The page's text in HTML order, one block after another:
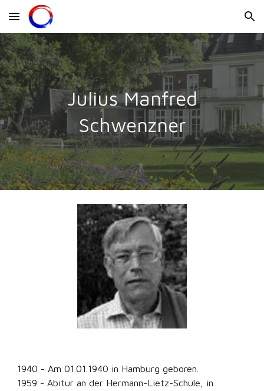
Skip to main content Skip to navigation
Julius Manfred
Schwenzner
1940 - Am 01.01.1940 in Hamburg geboren.
1959 - Abitur an der Hermann-Lietz-Schule, in